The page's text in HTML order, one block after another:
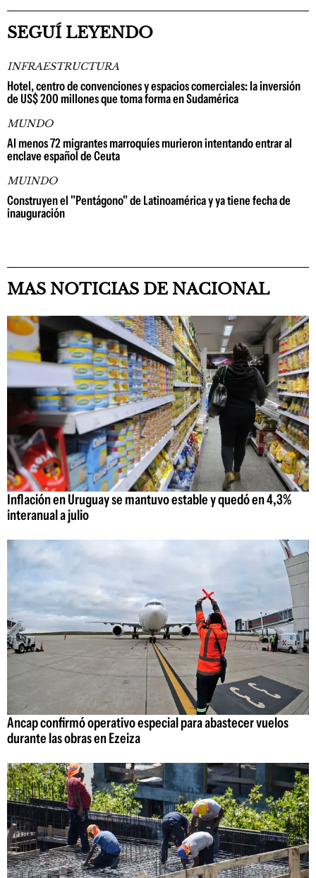
SEGUÍ LEYENDO
INFRAESTRUCTURA
Hotel, centro de convenciones y espacios comerciales: la inversión
de US$ 200 millones que toma forma en Sudamérica
MUNDO
Al menos 72 migrantes marroquíes murieron intentando entrar al
enclave español de Ceuta
MUINDO
Construyen el "Pentágono" de Latinoamérica y ya tiene fecha de
inauguración
MAS NOTICIAS DE NACIONAL
Inflación en Uruguay se mantuvo estable y quedó en 4,3%
interanual a julio
Ancap confirmó operativo especial para abastecer vuelos
durante las obras en Ezeiza